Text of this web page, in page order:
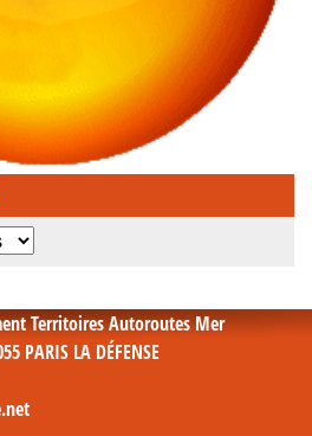
Territoires Autoroutes Mer
PARIS LA DÉFENSE